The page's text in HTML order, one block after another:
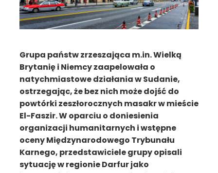
Grupa państw zrzeszająca m.in. Wielką
Brytanię i Niemcy zaapelowała o
natychmiastowe działania w Sudanie,
ostrzegając, że bez nich może dojść do
powtórki zeszłorocznych masakr w mieście
El-Faszir. W oparciu o doniesienia
organizacji humanitarnych i wstępne
oceny Międzynarodowego Trybunału
Karnego, przedstawiciele grupy opisali
sytuację w regionie Darfur jako